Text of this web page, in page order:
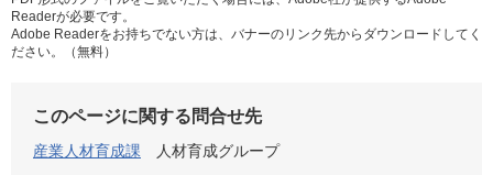
Readerが必要です。
Adobe Readerをお持ちでない方は、バナーのリンク先からダウンロードしてく
ださい。（無料）
このページに関する問合せ先
産業人材育成課
人材育成グループ